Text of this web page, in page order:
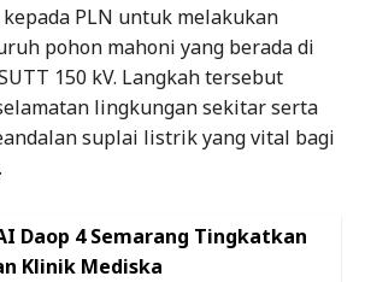
PLN untuk melakukan
pohon mahoni yang berada di
150 kV. Langkah tersebut
lingkungan sekitar serta
suplai listrik yang vital bagi
Daop 4 Semarang Tingkatkan
Klinik Mediska